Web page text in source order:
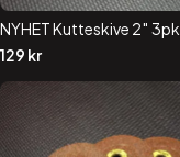
NYHET Kutteskive 2″ 3pk
129 kr